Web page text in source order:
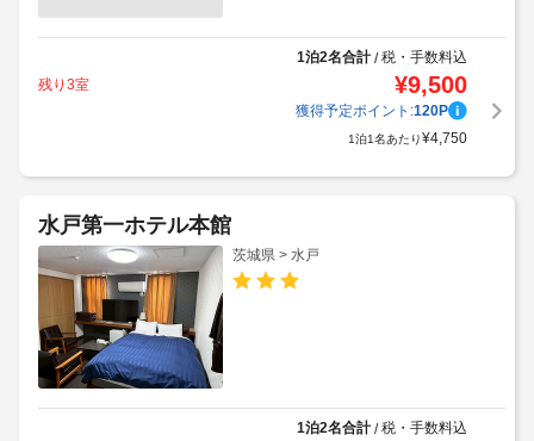
1泊2名合計/税・手数料込
残り3室
¥9,500
獲得予定ポイント:120P
1泊1名あたり¥4,750
水戸第一ホテル本館
茨城県 > 水戸
1泊2名合計/税・手数料込